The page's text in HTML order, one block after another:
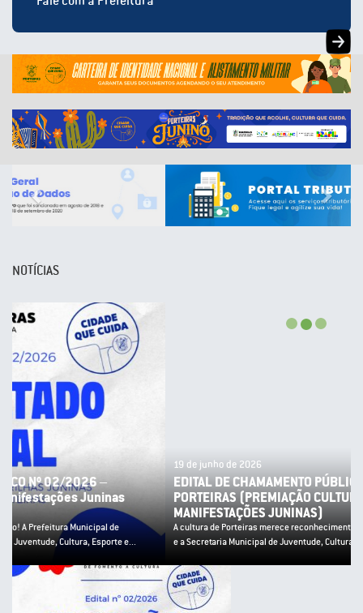
Previous
NOTÍCIAS
19 de junho de 2026
EDITAL DE CHAMAMENTO PÚBLICO Nº 02/2026 – PNAB
PORTEIRAS (PREMIAÇÃO CULTURA POPULAR E
MANIFESTAÇÕES JUNINAS)
A cultura de Porteiras merece reconhecimento! A Prefeitura Municipal de Porteiras
e a Secretaria Municipal de Juventude, Cultura, Esporte e...